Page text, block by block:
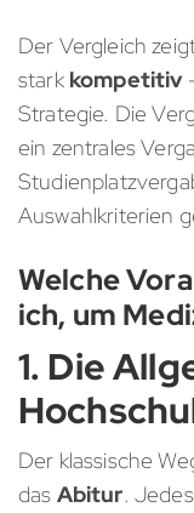
Der Vergleich
stark kompetitiv
Strategie. Die
ein zentrales
Auswahlkriterien
Welche
ich, um
1. Die
Der klassische
das Abitur.